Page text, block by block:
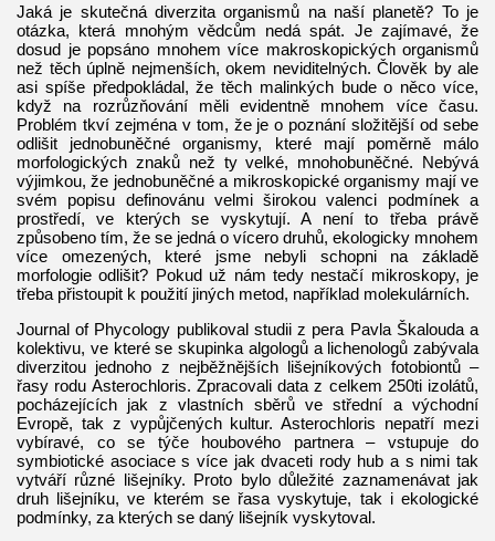
Jaká je skutečná diverzita organismů na naší planetě? To je
otázka, která mnohým vědcům nedá spát. Je zajímavé, že
dosud je popsáno mnohem více makroskopických organismů
než těch úplně nejmenších, okem neviditelných. Člověk by ale
asi spíše předpokládal, že těch malinkých bude o něco více,
když na rozrůzňování měli evidentně mnohem více času.
Problém tkví zejména v tom, že je o poznání složitější od sebe
odlišit jednobuněčné organismy, které mají poměrně málo
morfologických znaků než ty velké, mnohobuněčné. Nebývá
výjimkou, že jednobuněčné a mikroskopické organismy mají ve
svém popisu definovánu velmi širokou valenci podmínek a
prostředí, ve kterých se vyskytují. A není to třeba právě
způsobeno tím, že se jedná o vícero druhů, ekologicky mnohem
více omezených, které jsme nebyli schopni na základě
morfologie odlišit? Pokud už nám tedy nestačí mikroskopy, je
třeba přistoupit k použití jiných metod, například molekulárních.
Journal of Phycology publikoval studii z pera Pavla Škalouda a
kolektivu, ve které se skupinka algologů a lichenologů zabývala
diverzitou jednoho z nejběžnějších lišejníkových fotobiontů –
řasy rodu Asterochloris. Zpracovali data z celkem 250ti izolátů,
pocházejících jak z vlastních sběrů ve střední a východní
Evropě, tak z vypůjčených kultur. Asterochloris nepatří mezi
vybíravé, co se týče houbového partnera – vstupuje do
symbiotické asociace s více jak dvaceti rody hub a s nimi tak
vytváří různé lišejníky. Proto bylo důležité zaznamenávat jak
druh lišejníku, ve kterém se řasa vyskytuje, tak i ekologické
podmínky, za kterých se daný lišejník vyskytoval.